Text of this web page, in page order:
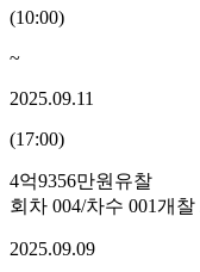
(10:00)
~
2025.09.11
(17:00)
4억9356만원 유찰
회차 004/차수 001개찰
2025.09.09